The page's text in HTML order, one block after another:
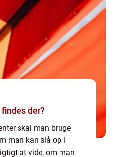
der?
skal man bruge
man kan slå op i
at vide, om man